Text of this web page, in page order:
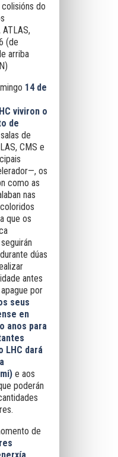
do
(de
arriba
14 de
viviron o
de
de
CMS e
os
como as
nas
que os
dúas
antes
por
seus
en
anos para
LHC dará
e aos
poderán
de